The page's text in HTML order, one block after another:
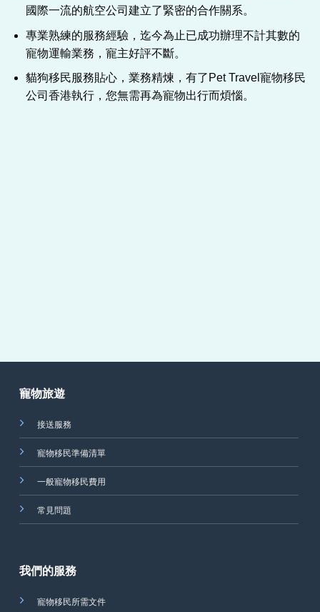
國際一流的航空公司建立了緊密的合作關系。
專業熟練的服務經驗，迄今為止已成功辦理不計其數的
寵物運輸業務，寵主好評不斷。
貓狗移民服務貼心，業務精煉，有了Pet Travel寵物移民
公司香港執行，您無需再為寵物出行而煩惱。
寵物旅遊
接送服務
寵物移民準備清單
一般寵物移民費用
常見問題
我們的服務
寵物移民所需文件